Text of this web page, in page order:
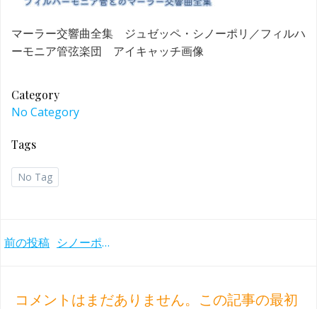
マーラー交響曲全集 ジュゼッペ・シノーポリ／フィルハ
ーモニア管弦楽団 アイキャッチ画像
Category
No Category
Tags
No Tag
Post
前の投稿 シノーポリによる新たなマーラー像 フィルハーモニア管との交響曲全集(1985-94年)
コメントはまだありません。この記事の最初